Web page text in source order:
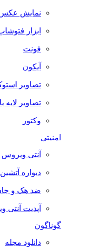
نمایش عکس
ابزار فتوشاپ
فونت
آیکون
تصاویر استوک
تصاویر لایه باز
وکتور
آنتی ویروس
دیواره آتشین
ضد هک و جاسوسی
آپدیت آنتی ویروس
گوناگون
دانلود مجله